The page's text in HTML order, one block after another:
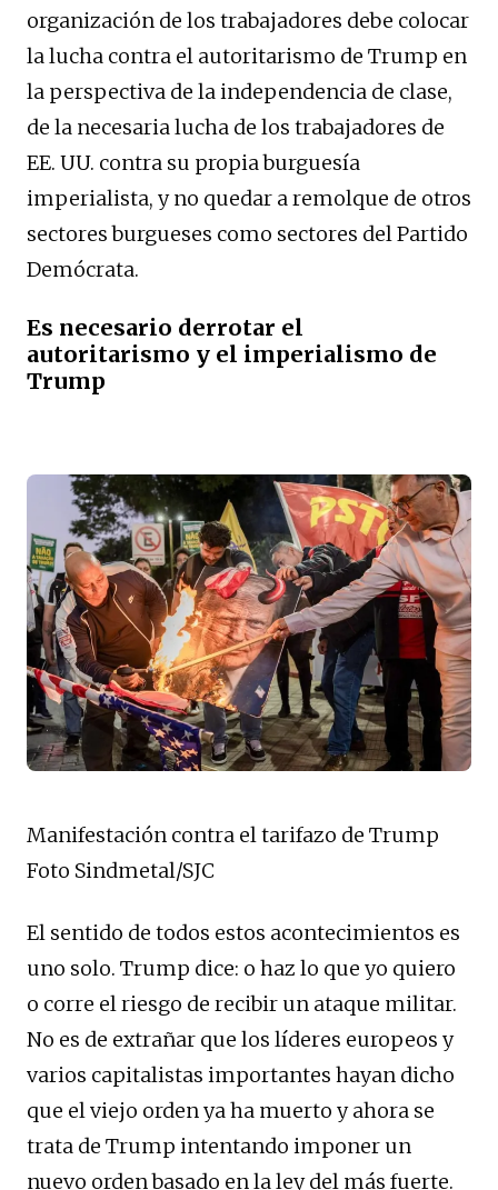
organización de los trabajadores debe colocar
la lucha contra el autoritarismo de Trump en
la perspectiva de la independencia de clase,
de la necesaria lucha de los trabajadores de
EE. UU. contra su propia burguesía
imperialista, y no quedar a remolque de otros
sectores burgueses como sectores del Partido
Demócrata.
Es necesario derrotar el
autoritarismo y el imperialismo de
Trump
Manifestación contra el tarifazo de Trump
Foto Sindmetal/SJC
El sentido de todos estos acontecimientos es
uno solo. Trump dice: o haz lo que yo quiero
o corre el riesgo de recibir un ataque militar.
No es de extrañar que los líderes europeos y
varios capitalistas importantes hayan dicho
que el viejo orden ya ha muerto y ahora se
trata de Trump intentando imponer un
nuevo orden basado en la ley del más fuerte.